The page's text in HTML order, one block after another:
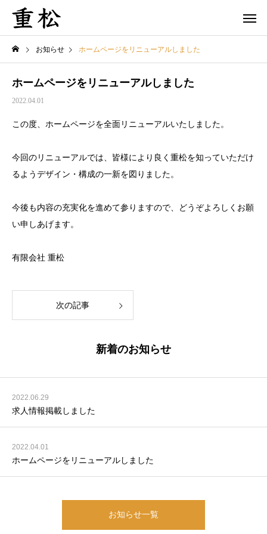
お知らせ ホームページをリニューアルしました
ホームページをリニューアルしました
2022.04.01
この度、ホームページを全面リニューアルいたしました。
今回のリニューアルでは、皆様により良く重松を知っていただけ
るようデザイン・構成の一新を図りました。
今後も内容の充実化を進めて参りますので、どうぞよろしくお願
い申しあげます。
有限会社 重松
次の記事
新着のお知らせ
2022.06.29
求人情報掲載しました
2022.04.01
ホームページをリニューアルしました
お知らせ一覧